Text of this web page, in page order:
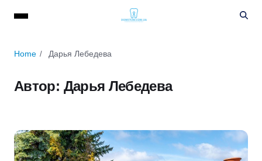
Home Дарья Лебедева
Автор: Дарья Лебедева